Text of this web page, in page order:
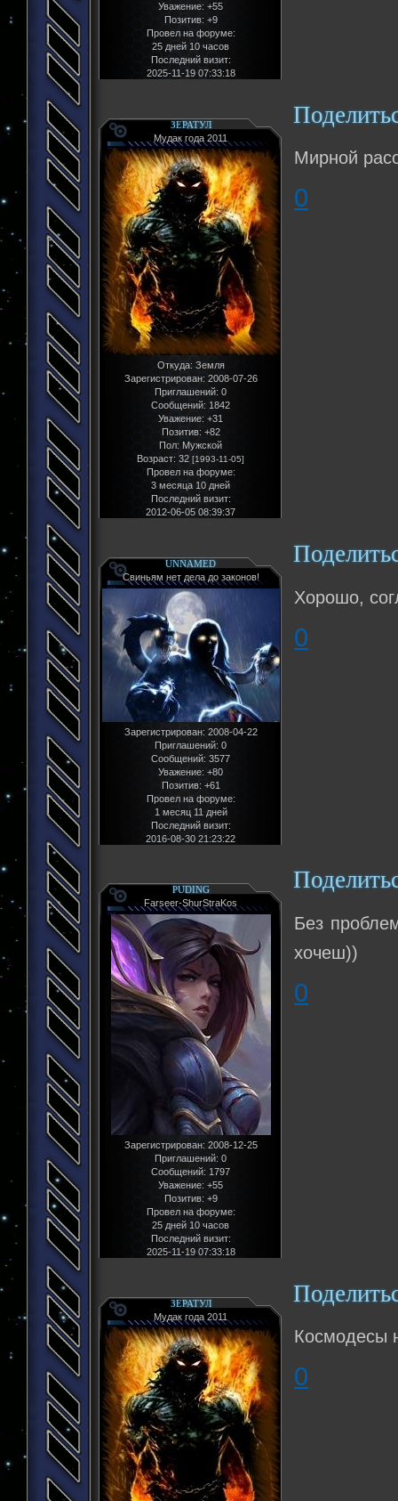
Уважение: +55
Позитив: +9
Провел на форуме:
25 дней 10 часов
Последний визит:
2025-11-19 07:33:18
ЗЕРАТУЛ
Мудак года 2011
Откуда: Земля
Зарегистрирован: 2008-07-26
Приглашений: 0
Сообщений: 1842
Уважение: +31
Позитив: +82
Пол: Мужской
Возраст: 32 [1993-11-05]
Провел на форуме:
3 месяца 10 дней
Последний визит:
2012-06-05 08:39:37
Мирной
0
UNNAMED
Свиньям нет дела до законов!
Зарегистрирован: 2008-04-22
Приглашений: 0
Сообщений: 3577
Уважение: +80
Позитив: +61
Провел на форуме:
1 месяц 11 дней
Последний визит:
2016-08-30 21:23:22
Хорошо,
0
PUDING
Farseer-ShurStraKos
Зарегистрирован: 2008-12-25
Приглашений: 0
Сообщений: 1797
Уважение: +55
Позитив: +9
Провел на форуме:
25 дней 10 часов
Последний визит:
2025-11-19 07:33:18
Без
хочеш))
0
ЗЕРАТУЛ
Мудак года 2011
Космодесы
0